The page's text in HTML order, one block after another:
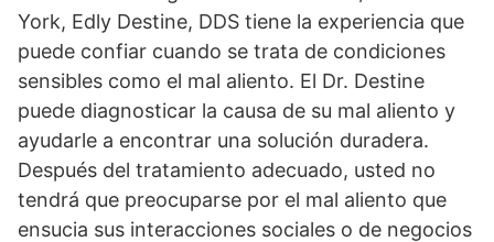
York, Edly Destine, DDS tiene la experiencia que
puede confiar cuando se trata de condiciones
sensibles como el mal aliento. El Dr. Destine
puede diagnosticar la causa de su mal aliento y
ayudarle a encontrar una solución duradera.
Después del tratamiento adecuado, usted no
tendrá que preocuparse por el mal aliento que
ensucia sus interacciones sociales o de negocios